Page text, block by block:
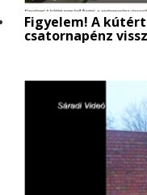
Figyelem! A
csatornapénz